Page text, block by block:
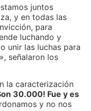
juntos
y en todas las
para
luchando y
unir las luchas para
señalaron los
la caracterización
30.000! Fue y es
y no nos